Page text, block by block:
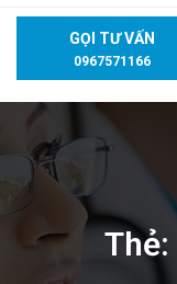
GỌI TƯ VẤN
0967571166
Thẻ: